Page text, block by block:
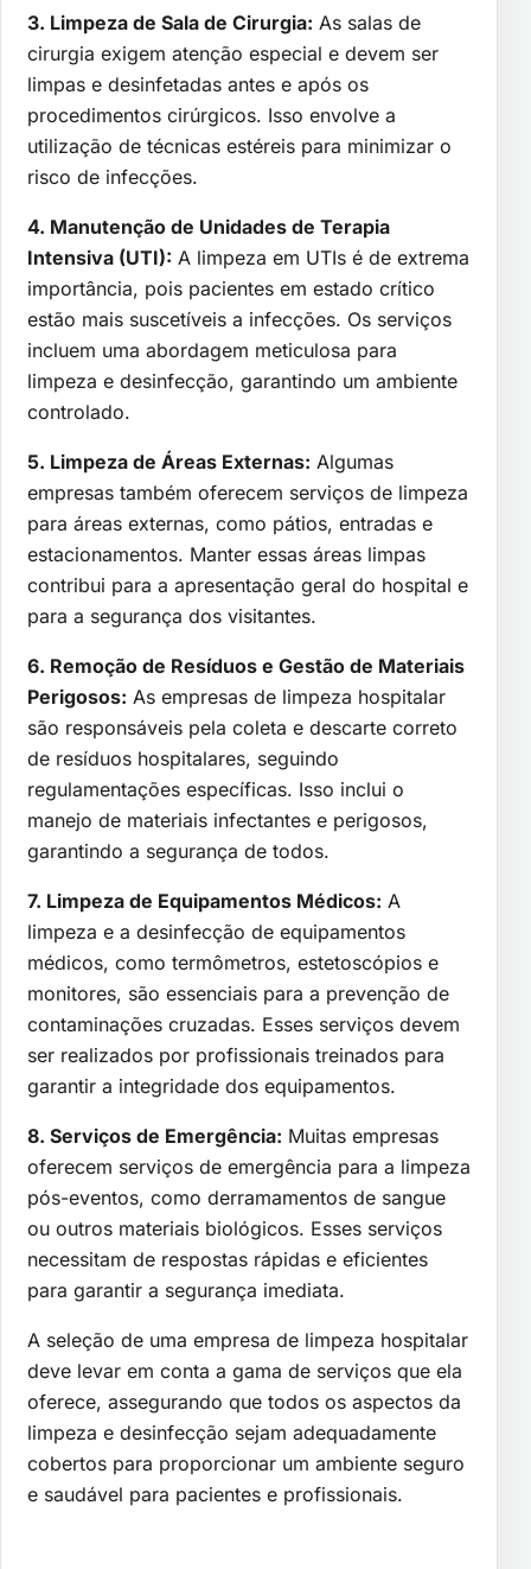
3. Limpeza de Sala de Cirurgia: As salas de
cirurgia exigem atenção especial e devem ser
limpas e desinfetadas antes e após os
procedimentos cirúrgicos. Isso envolve a
utilização de técnicas estéreis para minimizar o
risco de infecções.
4. Manutenção de Unidades de Terapia
Intensiva (UTI): A limpeza em UTIs é de extrema
importância, pois pacientes em estado crítico
estão mais suscetíveis a infecções. Os serviços
incluem uma abordagem meticulosa para
limpeza e desinfecção, garantindo um ambiente
controlado.
5. Limpeza de Áreas Externas: Algumas
empresas também oferecem serviços de limpeza
para áreas externas, como pátios, entradas e
estacionamentos. Manter essas áreas limpas
contribui para a apresentação geral do hospital e
para a segurança dos visitantes.
6. Remoção de Resíduos e Gestão de Materiais
Perigosos: As empresas de limpeza hospitalar
são responsáveis pela coleta e descarte correto
de resíduos hospitalares, seguindo
regulamentações específicas. Isso inclui o
manejo de materiais infectantes e perigosos,
garantindo a segurança de todos.
7. Limpeza de Equipamentos Médicos: A
limpeza e a desinfecção de equipamentos
médicos, como termômetros, estetoscópios e
monitores, são essenciais para a prevenção de
contaminações cruzadas. Esses serviços devem
ser realizados por profissionais treinados para
garantir a integridade dos equipamentos.
8. Serviços de Emergência: Muitas empresas
oferecem serviços de emergência para a limpeza
pós-eventos, como derramamentos de sangue
ou outros materiais biológicos. Esses serviços
necessitam de respostas rápidas e eficientes
para garantir a segurança imediata.
A seleção de uma empresa de limpeza hospitalar
deve levar em conta a gama de serviços que ela
oferece, assegurando que todos os aspectos da
limpeza e desinfecção sejam adequadamente
cobertos para proporcionar um ambiente seguro
e saudável para pacientes e profissionais.